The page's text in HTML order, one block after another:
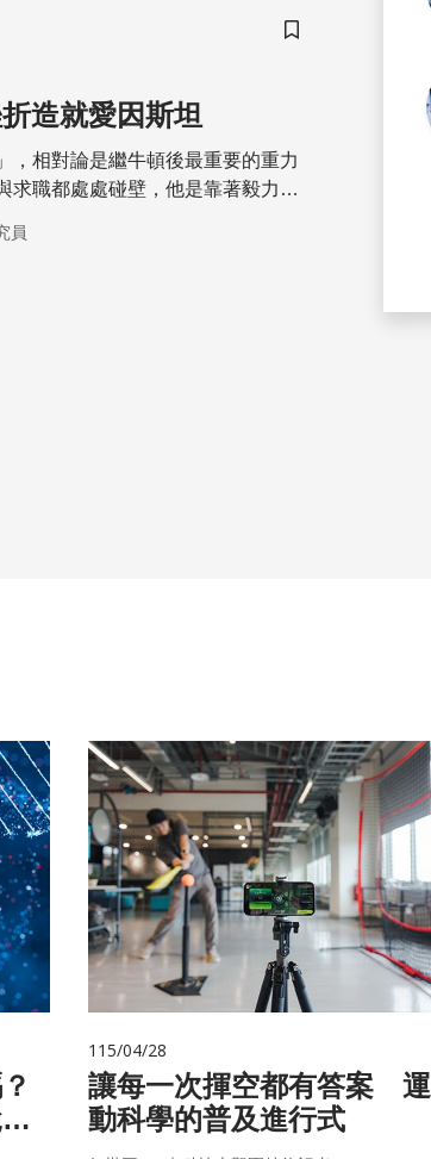
儲存書籤
造就愛因斯坦
，相對論是繼牛頓後最重要的重力
求職都處處碰壁，他是靠著毅力與
員
115/04/28
讓每一次揮空都有答案 運
動科學的普及進行式